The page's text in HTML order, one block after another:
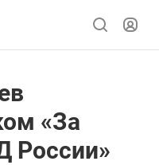
«За
России»